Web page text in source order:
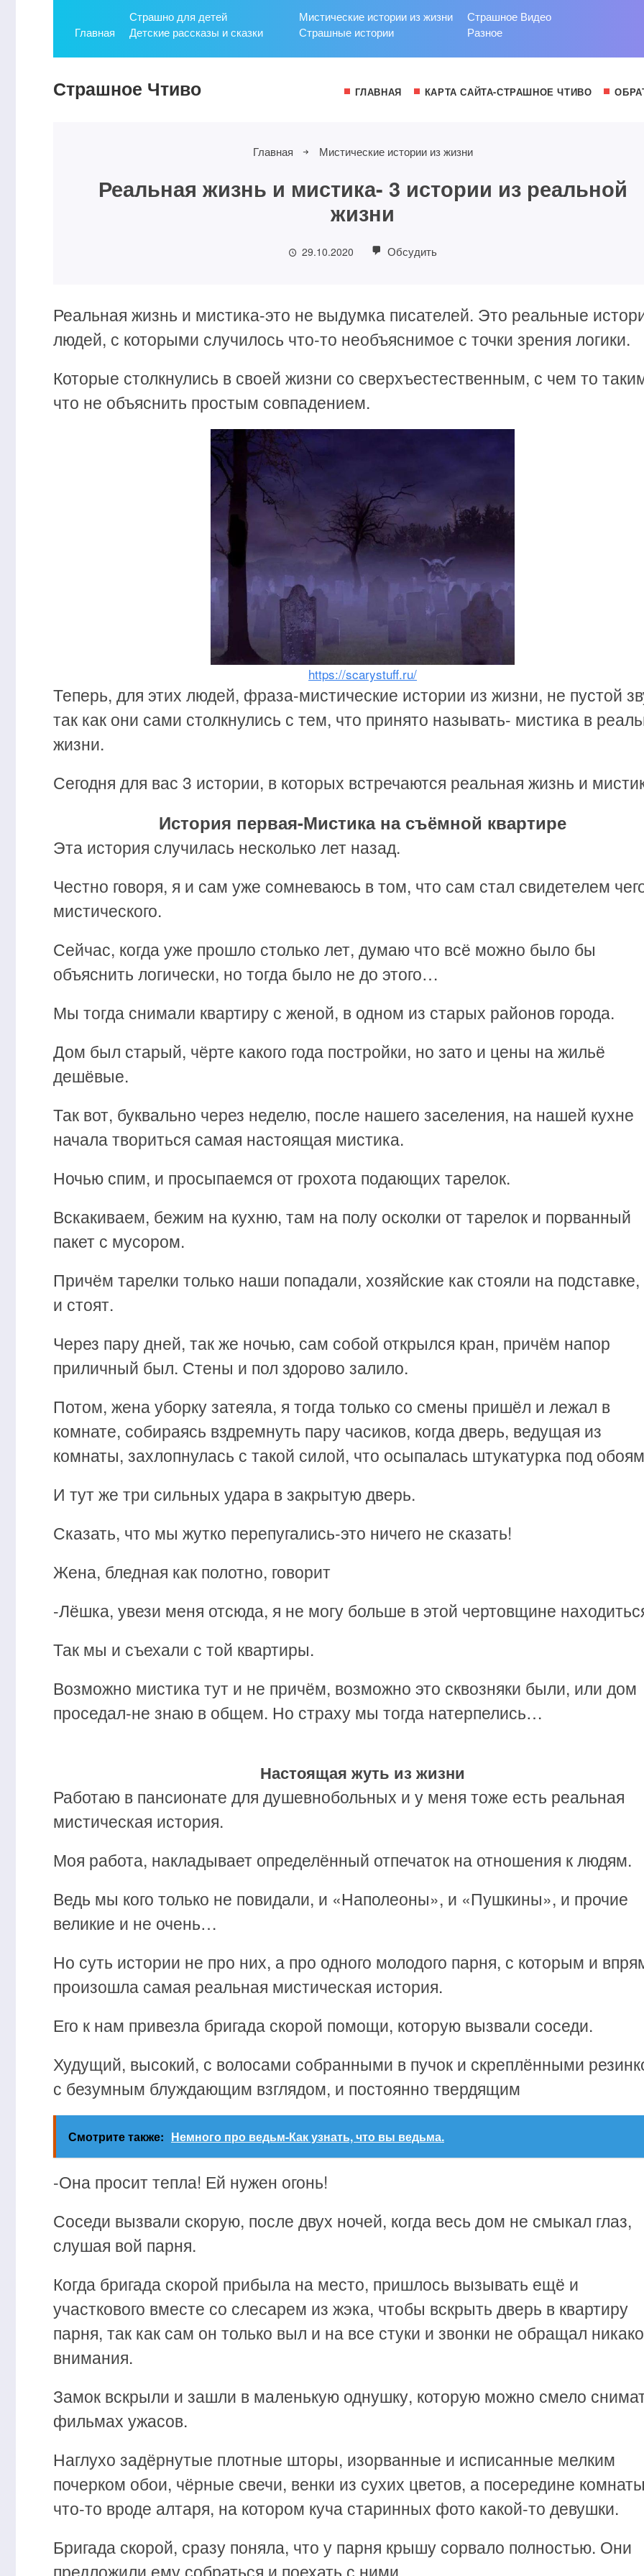
Главная
Страшно для детей
Детские рассказы и сказки
Мистические истории из жизни
Страшные истории
Страшное Видео
Разное
Страшное Чтиво ГЛАВНАЯ КАРТА САЙТА-СТРАШНОЕ ЧТИВО
Главная Мистические истории из жизни
Реальная жизнь и мистика- 3 истории из реальной
жизни
29.10.2020 Обсудить
Реальная жизнь и мистика-это не выдумка писателей. Это реальные
людей, с которыми случилось что-то необъяснимое с точки зрения логики.
Которые столкнулись в своей жизни со сверхъестественным, с чем то
что не объяснить простым совпадением.
https://scarystuff.ru/
Теперь, для этих людей, фраза-мистические истории из жизни, не пустой
так как они сами столкнулись с тем, что принято называть- мистика в
жизни.
Сегодня для вас 3 истории, в которых встречаются реальная жизнь и
История первая-Мистика на съёмной квартире
Эта история случилась несколько лет назад.
Честно говоря, я и сам уже сомневаюсь в том, что сам стал свидетелем
мистического.
Сейчас, когда уже прошло столько лет, думаю что всё можно было бы
объяснить логически, но тогда было не до этого…
Мы тогда снимали квартиру с женой, в одном из старых районов города.
Дом был старый, чёрте какого года постройки, но зато и цены на жильё
дешёвые.
Так вот, буквально через неделю, после нашего заселения, на нашей кухне
начала твориться самая настоящая мистика.
Ночью спим, и просыпаемся от грохота подающих тарелок.
Вскакиваем, бежим на кухню, там на полу осколки от тарелок и порванный
пакет с мусором.
Причём тарелки только наши попадали, хозяйские как стояли на подставке,
и стоят.
Через пару дней, так же ночью, сам собой открылся кран, причём напор
приличный был. Стены и пол здорово залило.
Потом, жена уборку затеяла, я тогда только со смены пришёл и лежал в
комнате, собираясь вздремнуть пару часиков, когда дверь, ведущая из
комнаты, захлопнулась с такой силой, что осыпалась штукатурка под
И тут же три сильных удара в закрытую дверь.
Сказать, что мы жутко перепугались-это ничего не сказать!
Жена, бледная как полотно, говорит
-Лёшка, увези меня отсюда, я не могу больше в этой чертовщине
Так мы и съехали с той квартиры.
Возможно мистика тут и не причём, возможно это сквозняки были, или дом
проседал-не знаю в общем. Но страху мы тогда натерпелись…
Настоящая жуть из жизни
Работаю в пансионате для душевнобольных и у меня тоже есть реальная
мистическая история.
Моя работа, накладывает определённый отпечаток на отношения к людям.
Ведь мы кого только не повидали, и «Наполеоны», и «Пушкины», и прочие
великие и не очень…
Но суть истории не про них, а про одного молодого парня, с которым и
произошла самая реальная мистическая история.
Его к нам привезла бригада скорой помощи, которую вызвали соседи.
Худущий, высокий, с волосами собранными в пучок и скреплёнными
с безумным блуждающим взглядом, и постоянно твердящим
Смотрите также: Немного про ведьм-Как узнать, что вы ведьма.
-Она просит тепла! Ей нужен огонь!
Соседи вызвали скорую, после двух ночей, когда весь дом не смыкал глаз,
слушая вой парня.
Когда бригада скорой прибыла на место, пришлось вызывать ещё и
участкового вместе со слесарем из жэка, чтобы вскрыть дверь в квартиру
парня, так как сам он только выл и на все стуки и звонки не обращал
внимания.
Замок вскрыли и зашли в маленькую однушку, которую можно смело
фильмах ужасов.
Наглухо задёрнутые плотные шторы, изорванные и исписанные мелким
почерком обои, чёрные свечи, венки из сухих цветов, а посередине
что-то вроде алтаря, на котором куча старинных фото какой-то девушки.
Бригада скорой, сразу поняла, что у парня крышу сорвало полностью. Они